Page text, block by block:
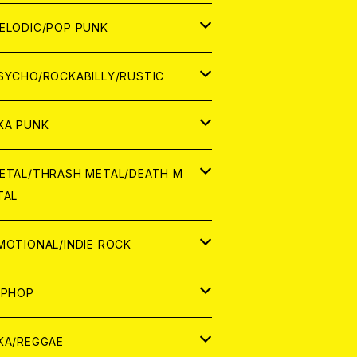
ログ
ログ
POP PUNK
ROCKABILLY/RUSTIC
PUNK
THRASH METAL/DEATH M
INDIE ROCK
REGGAE